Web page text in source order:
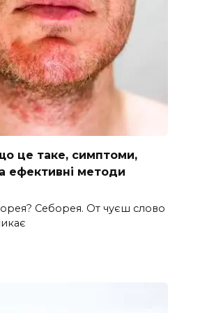
це таке, симптоми,
ефективні методи
Себорея. От чуєш слово